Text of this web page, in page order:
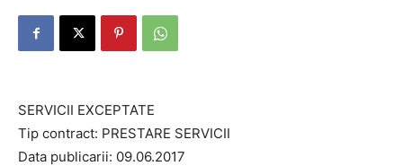
SERVICII EXCEPTATE
Tip contract: PRESTARE SERVICII
Data publicarii: 09.06.2017